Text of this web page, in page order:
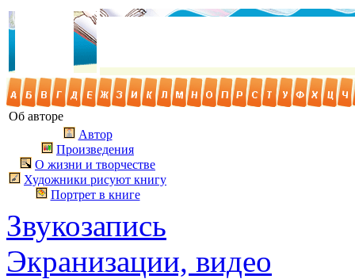
Об авторе
Автор
Произведения
О жизни и творчестве
Художники рисуют книгу
Портрет в книге
Звукозапись
Экранизации, видео